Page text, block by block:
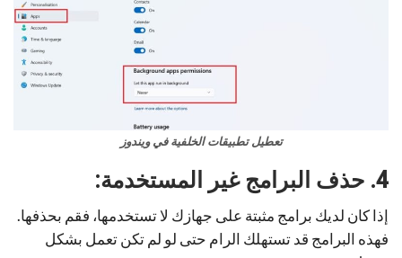
تعطيل تطبيقات الخلفية في ويندوز
4. حذف البرامج غير المستخدمة:
إذا كان لديك برامج مثبتة على جهازك لا تستخدمها، فقم بحذفها.
فهذه البرامج قد تستهلك الرام حتى لو لم تكن تعمل بشكل